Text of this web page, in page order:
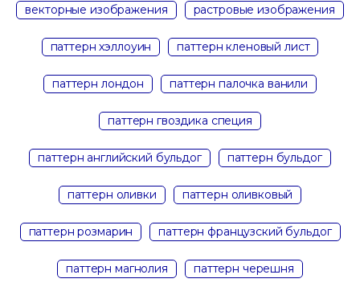
векторные изображения растровые изображения
паттерн хэллоуин паттерн кленовый лист
паттерн лондон паттерн палочка ванили
паттерн гвоздика специя
паттерн английский бульдог паттерн бульдог
паттерн оливки паттерн оливковый
паттерн розмарин паттерн французский бульдог
паттерн магнолия паттерн черешня